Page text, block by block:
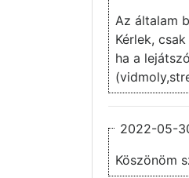
Az általam
Kérlek,
ha a
2022-05-
Köszönöm